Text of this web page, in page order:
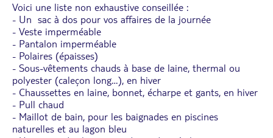
Voici une liste non exhaustive conseillée :
- Un sac à dos pour vos affaires de la journée
- Veste imperméable
- Pantalon imperméable
- Polaires (épaisses)
- Sous-vêtements chauds à base de laine, thermal ou
polyester (caleçon long…), en hiver
- Chaussettes en laine, bonnet, écharpe et gants, en hiver
- Pull chaud
- Maillot de bain, pour les baignades en piscines
naturelles et au lagon bleu